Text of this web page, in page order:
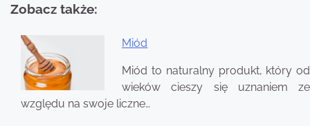
Zobacz także:
Miód
Miód to naturalny produkt, który od
wieków cieszy się uznaniem ze
względu na swoje liczne…
Nawigacja
wpisu